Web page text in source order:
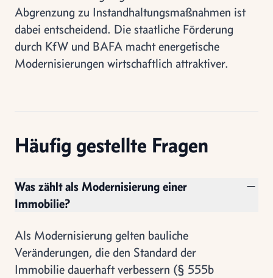
Abgrenzung zu Instandhaltungsmaßnahmen ist
dabei entscheidend. Die staatliche Förderung
durch KfW und BAFA macht energetische
Modernisierungen wirtschaftlich attraktiver.
Häufig gestellte Fragen
Was zählt als Modernisierung einer
Immobilie?
Als Modernisierung gelten bauliche
Veränderungen, die den Standard der
Immobilie dauerhaft verbessern (§ 555b